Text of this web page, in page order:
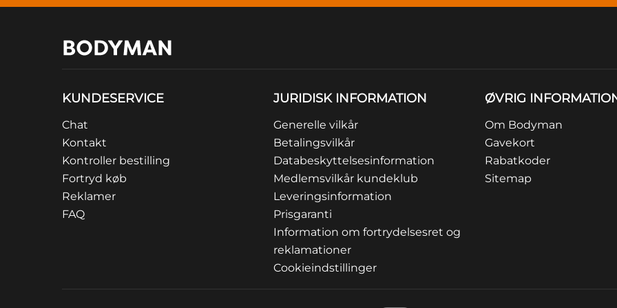
KUNDESERVICE
Chat
Kontakt
Kontroller bestilling
Fortryd køb
Reklamer
FAQ
JURIDISK INFORMATION
Generelle vilkår
Betalingsvilkår
Databeskyttelsesinformation
Medlemsvilkår kundeklub
Leveringsinformation
Prisgaranti
Information om fortrydelsesret og
reklamationer
Cookieindstillinger
ØVRIG
Om Bodyman
Gavekort
Rabatkoder
Sitemap